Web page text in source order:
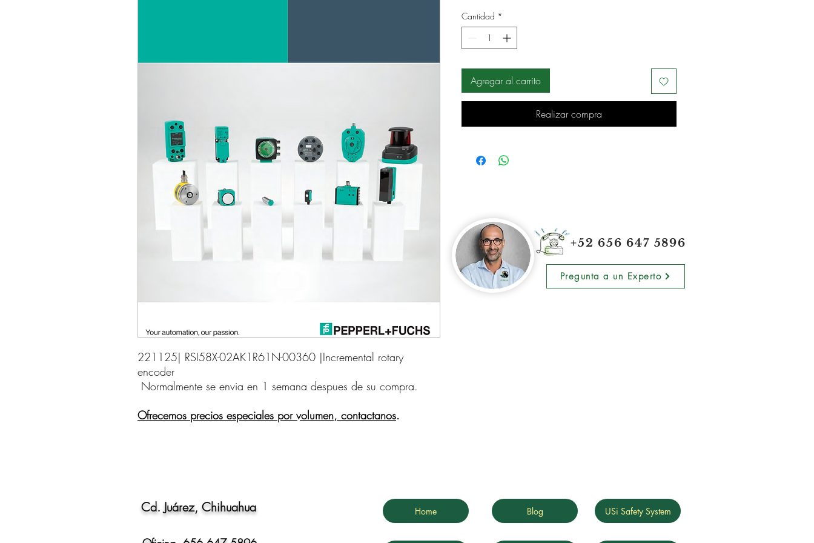
221125| RSI58X-02AK1R61N-00360 |Incremental rotary
encoder
Normalmente se envia en 1 semana despues de su compra.
Ofrecemos precios especiales por volumen, contactanos.
Cantidad *
Agregar al carrito
Realizar compra
Pregunta a un Experto
+52 656 647 5896
Cd. Juárez, Chihuahua Home Blog USi Safety System